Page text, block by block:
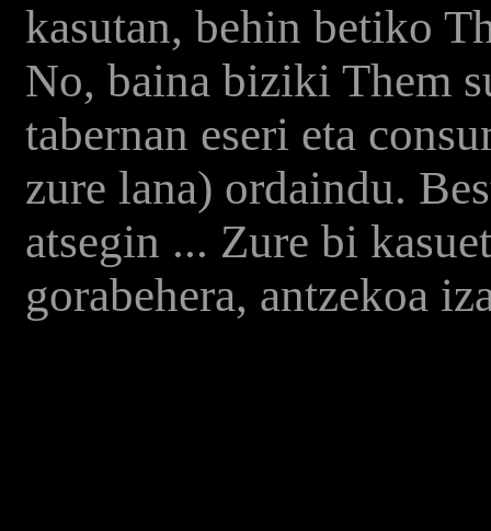
kasutan, behin betiko
No, baina biziki Them
tabernan eseri eta
zure lana) ordaindu.
atsegin ... Zure bi
gorabehera, antzekoa